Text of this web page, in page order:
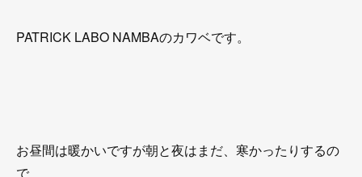
PATRICK LABO NAMBAのカワベです。
お昼間は暖かいですが朝と夜はまだ、寒かったりするの
で